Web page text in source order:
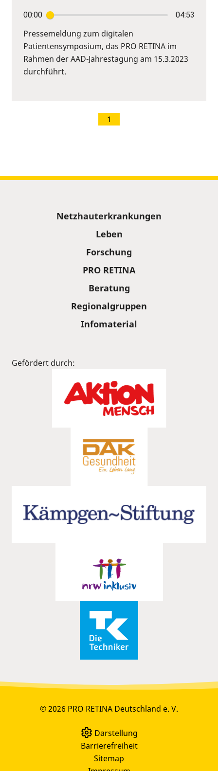
00:00 04:53
Pressemeldung zum digitalen
Patientensymposium, das PRO RETINA im
Rahmen der AAD-Jahrestagung am 15.3.2023
durchführt.
1
Netzhauterkrankungen
Leben
Forschung
PRO RETINA
Beratung
Regionalgruppen
Infomaterial
Gefördert durch:
© 2026 PRO RETINA Deutschland e. V.
Darstellung
Barrierefreiheit
Sitemap